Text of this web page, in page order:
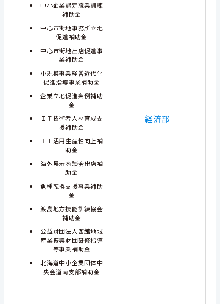
中小企業認定職業訓練
補助金
中心市街地事務所立地
促進補助金
中心市街地出店促進事
業補助金
小規模事業経営近代化
促進指導事業補助金
企業立地促進条例補助
金
ＩＴ技術者人材育成支
援補助金
ＩＴ活用生産性向上補
助金
海外展示商談会出店補
助金
魚種転換支援事業補助
金
渡島地方技能訓練協会
補助金
公益財団法人函館地域
産業振興財団研修指導
等事業補助金
北海道中小企業団体中
央会道南支部補助金
経済部